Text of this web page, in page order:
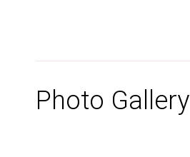
Photo Gallery